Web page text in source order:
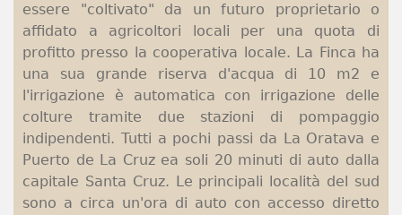
essere "coltivato" da un futuro proprietario o
affidato a agricoltori locali per una quota di
profitto presso la cooperativa locale. La Finca ha
una sua grande riserva d'acqua di 10 m2 e
l'irrigazione è automatica con irrigazione delle
colture tramite due stazioni di pompaggio
indipendenti. Tutti a pochi passi da La Oratava e
Puerto de La Cruz ea soli 20 minuti di auto dalla
capitale Santa Cruz. Le principali località del sud
sono a circa un'ora di auto con accesso diretto